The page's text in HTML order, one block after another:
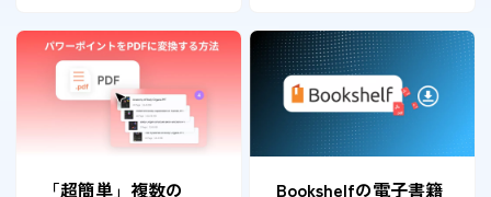
「超簡単」複数の
Bookshelfの電子書籍